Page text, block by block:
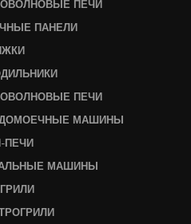
ПЕЧИ
ПАНЕЛИ
ПЕЧИ
МАШИНЫ
ПЕЧИ
МАШИНЫ